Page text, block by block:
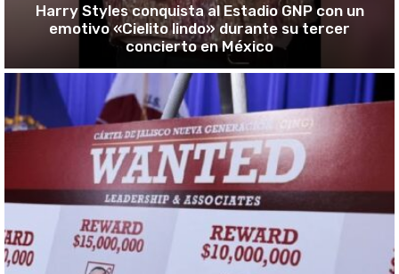
Harry Styles conquista al Estadio GNP con un
emotivo «Cielito lindo» durante su tercer
concierto en México